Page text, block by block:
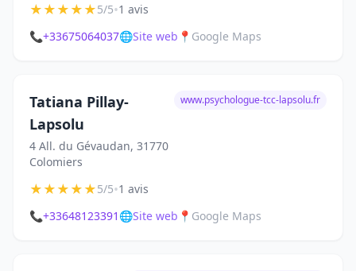
★★★★★5/5•1 avis
📞+33675064037🌐Site web 📍 Google Maps
Tatiana Pillay-
Lapsolu
4 All. du Gévaudan, 31770
Colomiers
www.psychologue-tcc-lapsolu.fr
★★★★★5/5•1 avis
📞+33648123391 🌐Site web 📍 Google Maps